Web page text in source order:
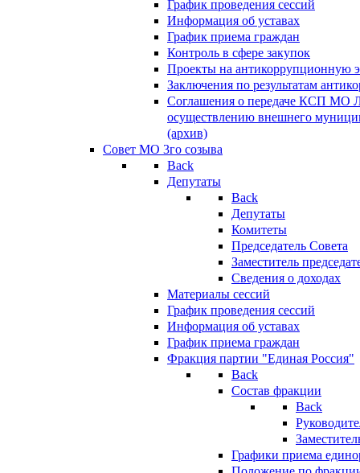
График проведения сессий
Информация об уставах
График приема граждан
Контроль в сфере закупок
Проекты на антикоррупционную
Заключения по результатам
Соглашения о передаче КСП МО
осуществлению внешнего
(архив)
Совет МО 3го созыва
Back
Депутаты
Back
Депутаты
Комитеты
Председатель Совета
Заместитель
Сведения о доходах
Материалы сессий
График проведения сессий
Информация об уставах
График приема граждан
Фракция партии "Единая Россия"
Back
Состав фракции
Back
Графики приема